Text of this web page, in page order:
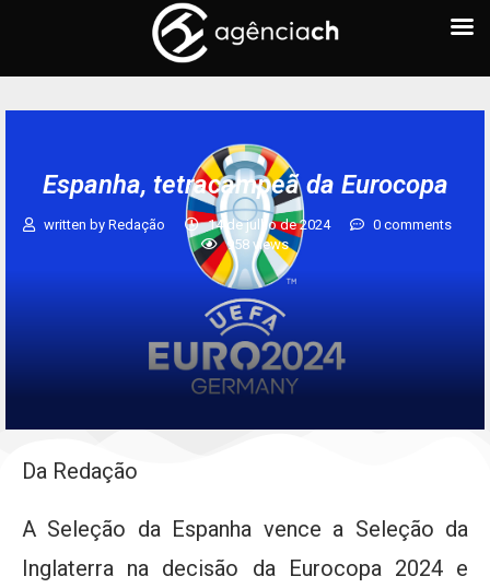
Espanha, tetracampeã da Eurocopa
written by Redação 14 de julho de 2024
0 comments
958 views
Da Redação
A Seleção da Espanha vence a Seleção da
Inglaterra na decisão da Eurocopa 2024 e